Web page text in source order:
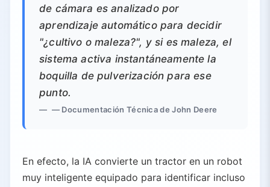
de cámara es analizado por
aprendizaje automático para decidir
"¿cultivo o maleza?", y si es maleza, el
sistema activa instantáneamente la
boquilla de pulverización para ese
punto.
— Documentación Técnica de John Deere
En efecto, la IA convierte un tractor en un robot
muy inteligente equipado para identificar incluso